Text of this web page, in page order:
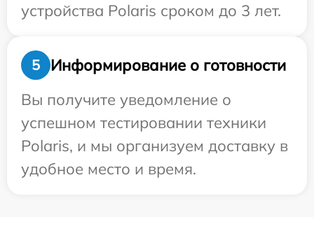
устройства Polaris сроком до 3 лет.
5
Информирование о готовности
Вы получите уведомление о
успешном тестировании техники
Polaris, и мы организуем доставку в
удобное место и время.